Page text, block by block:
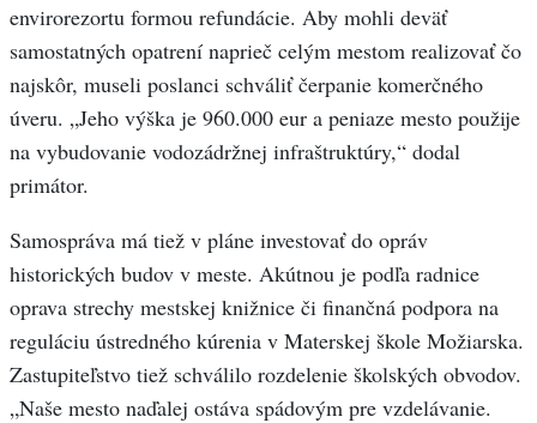
envirorezortu formou refundácie. Aby mohli deväť
samostatných opatrení naprieč celým mestom realizovať čo
najskôr, museli poslanci schváliť čerpanie komerčného
úveru. „Jeho výška je 960.000 eur a peniaze mesto použije
na vybudovanie vodozádržnej infraštruktúry,“ dodal
primátor.
Samospráva má tiež v pláne investovať do opráv
historických budov v meste. Akútnou je podľa radnice
oprava strechy mestskej knižnice či finančná podpora na
reguláciu ústredného kúrenia v Materskej škole Možiarska.
Zastupiteľstvo tiež schválilo rozdelenie školských obvodov.
„Naše mesto naďalej ostáva spádovým pre vzdelávanie.